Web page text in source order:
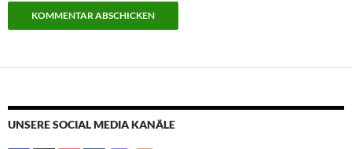
UNSERE SOCIAL MEDIA KANÄLE